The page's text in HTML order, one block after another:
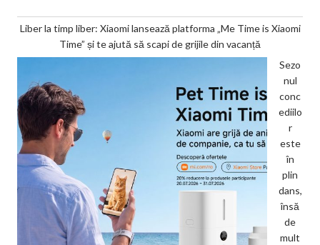
Liber la timp liber: Xiaomi lansează platforma „Me Time is Xiaomi
Time” și te ajută să scapi de grijile din vacanță
Sezo
nul
conc
ediilo
r
este
în
plin
dans,
însă
de
mult